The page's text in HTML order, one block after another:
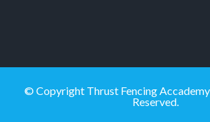
© Copyright Thrust Fencing
Reserved.